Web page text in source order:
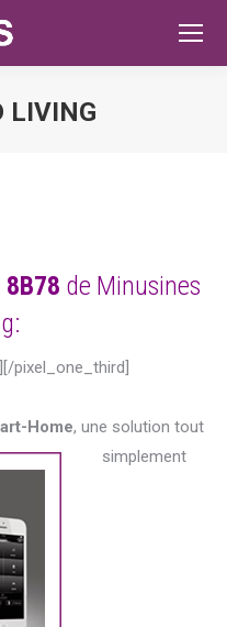
LIVING
de Minusines
pixel_one_third]
Home, une solution tout
simplement